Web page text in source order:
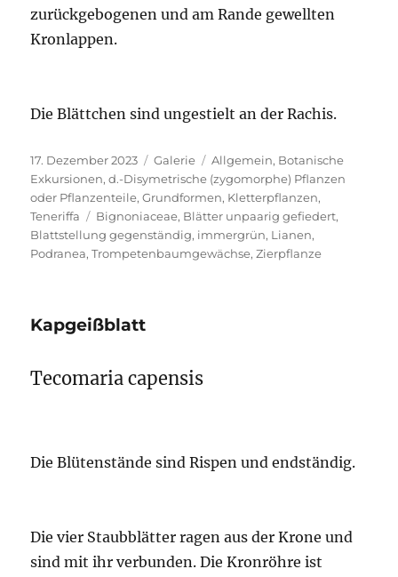
zurückgebogenen und am Rande gewellten
Kronlappen.
Die Blättchen sind ungestielt an der Rachis.
Veröffentlicht
am
17. Dezember 2023 Format
Galerie Kategorien
Allgemein, Botanische
Exkursionen,d.-Disymetrische (zygomorphe) Pflanzen
oder Pflanzenteile,Grundformen, Kletterpflanzen,
Teneriffa
Schlagwörter
Bignoniaceae, Blätter unpaarig gefiedert,
Blattstellung gegenständig, immergrün, Lianen,
Podranea,Trompetenbaumgewächse,Zierpflanze
Kapgeißblatt
Tecomaria capensis
Die Blütenstände sind Rispen und endständig.
Die vier Staubblätter ragen aus der Krone und
sind mit ihr verbunden. Die Kronröhre ist